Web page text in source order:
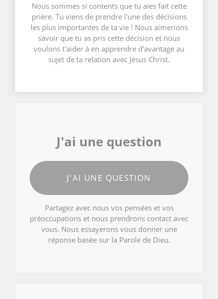
Nous sommes si contents que tu aies fait cette
prière. Tu viens de prendre l'une des décisions
les plus importantes de ta vie ! Nous aimerions
savoir que tu as pris cette décision et nous
voulons t'aider à en apprendre d'avantage au
sujet de ta relation avec Jésus Christ.
J'ai une question
J'AI UNE QUESTION
Partagez avec nous vos pensées et vos
préoccupations et nous prendrons contact avec
vous. Nous essayerons vous donner une
réponse basée sur la Parole de Dieu.